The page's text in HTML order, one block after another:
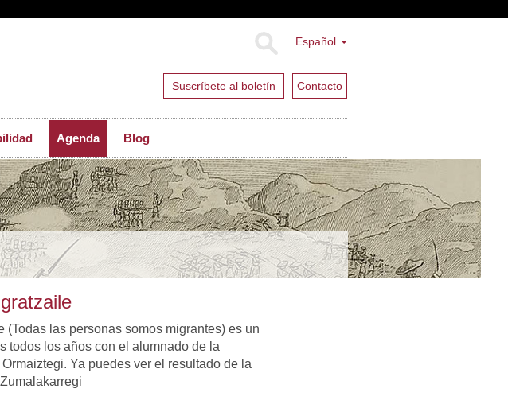
Español
Suscríbete al boletín Contacto
Agenda Blog
(Todas las personas somos migrantes) es un
todos los años con el alumnado de la
Ya puedes ver el resultado de la